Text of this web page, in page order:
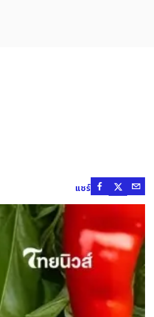
แชร์